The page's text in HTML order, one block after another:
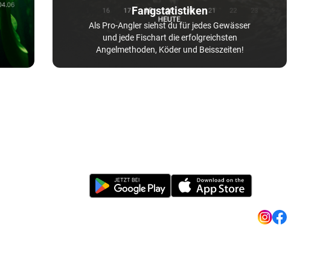
Fangstatistiken
Als Pro-Angler siehst du für jedes Gewässer
und jede Fischart die erfolgreichsten
Angelmethoden, Köder und Beisszeiten!